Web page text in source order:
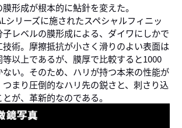
膜形成が根本的に鮎針を変えた。
シリーズに施されたスペシャルフィニッ
レベルの膜形成による、ダイワにしかで
術。摩擦抵抗が小さく滑りのよい表面は
以上であるが、膜厚で比較すると1000
い。そのため、ハリが持つ本来の性能が
まり圧倒的なハリ先の鋭さと、刺さり込
が、革新的なのである。